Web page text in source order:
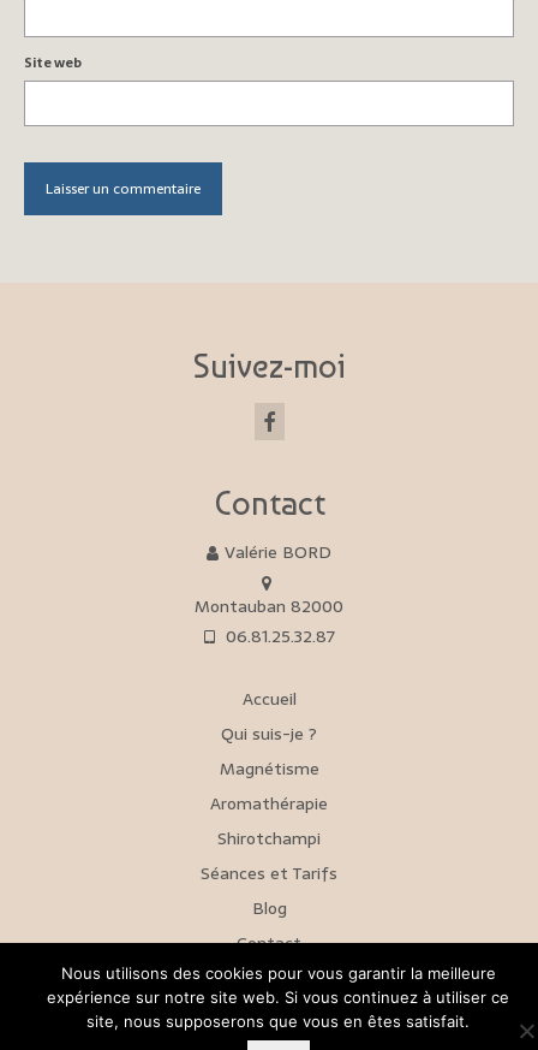
Site web
Suivez-moi
Contact
Valérie BORD
Montauban 82000
06.81.25.32.87
Accueil
Qui suis-je ?
Magnétisme
Aromathérapie
Shirotchampi
Séances et Tarifs
Blog
Contact
Mentions Légales Politique de confidentialité © 2026 Ciel & Terre
Nous utilisons des cookies pour vous garantir la meilleure
expérience sur notre site web. Si vous continuez à utiliser ce
site, nous supposerons que vous en êtes satisfait.